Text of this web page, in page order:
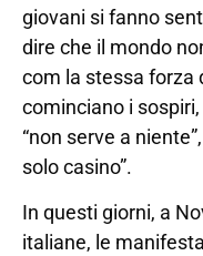
giovani si fanno
dire che il mondo
com la stessa forza
cominciano i
“non serve a
solo casino”.
In questi giorni, a
italiane, le